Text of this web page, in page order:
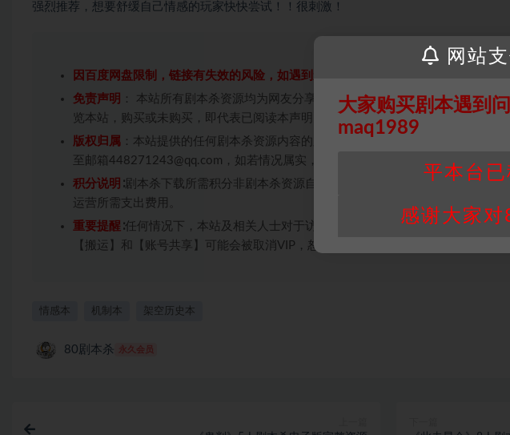
强烈推荐，想要舒缓自己情感的玩家快快尝试！！很刺激！
因百度网盘限制，链接有失效的风险，如遇到无效链接请联系客服补发！！！网盘
免责声明 ： 本站所有剧本杀资源均为网友分享投稿+个人整理而来，仅供学习研究
览本站，购买或未购买，即代表已阅读本声明，理解并同意受本条约约束，并遵守
版权归属 ：本站提供的任何剧本杀资源内容的版权均属于机关版权或权利人。如
至邮箱448271243@qq.com，如若情况属实，我们将会在三天内下架相关剧本攻略
积分说明 ∶剧本杀下载所需积分非剧本杀资源自身价值，本站积分为本站收取的赞
运营所需支出费用。
重要提醒 ∶任何情况下，本站及相关人士对于访问或购买使用引起的任何行为和纠
【搬运】和【账号共享】可能会被取消VIP，恕不另行通知！
情感本 机制本 架空历史本
80剧本杀 永久会员
网站
大家购买剧本遇到
maq1989
平本台
感谢大家对